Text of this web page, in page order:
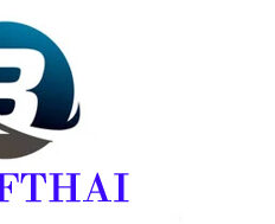
ยาควงกำปั้นชนะน็อค
ล กำปั้นรุ่นพี่วัย 19 ปี
สาคร ผ่านเข้ารอบ 8
อบโกลบอลเฮ้าส์ สู่
ปอนด์ในศึกมวยไทย
าจรโครงการพระ
ยวะหัวใจ ดวงที่ 184
รพ.ศิริราช